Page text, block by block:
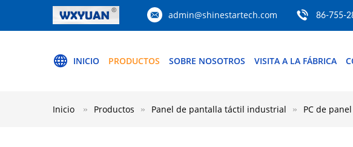
admin@shinestartech.com 86-755-
INICIO PRODUCTOS SOBRE NOSOTROS VISITA A LA FÁBRICA
Inicio Productos Panel de pantalla táctil industrial PC de